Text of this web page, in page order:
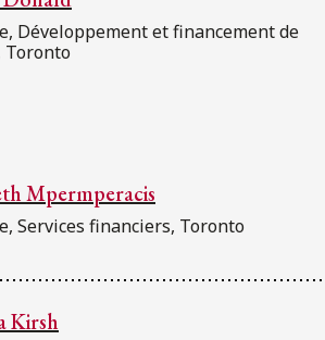
Développement et financement de
Toronto
Mpermperacis
Services financiers, Toronto
Kirsh